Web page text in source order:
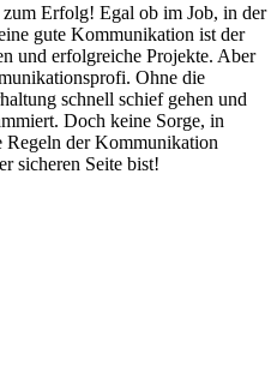
Erfolg! Egal ob im Job, in der
gute Kommunikation ist der
und erfolgreiche Projekte. Aber
Ohne die
schnell schief gehen und
Doch keine Sorge, in
der Kommunikation
sicheren Seite bist!